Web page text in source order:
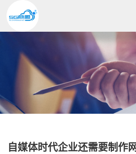
自媒体时代企业还需要制作